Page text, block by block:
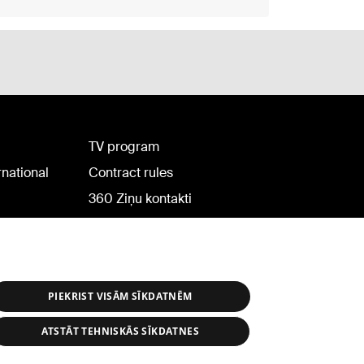
TV program
Contract rules
360 Ziņu kontakti
PIEKRIST VISĀM SĪKDATNĒM
ATSTĀT TEHNISKĀS SĪKDATNES